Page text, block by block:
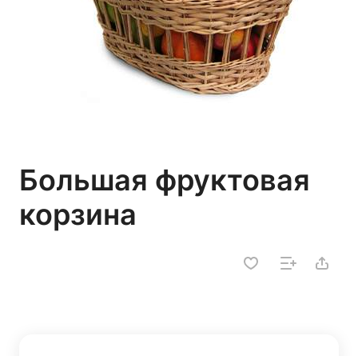
Большая фруктовая
корзина